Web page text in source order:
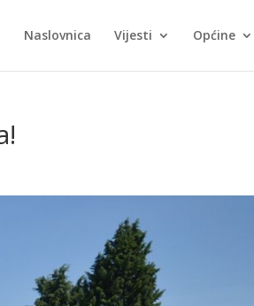
Naslovnica Vijesti Općine